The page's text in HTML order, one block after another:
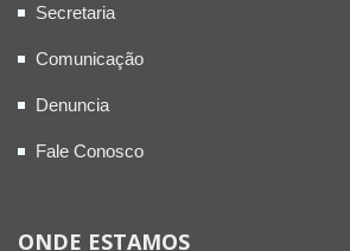
Secretaria
Comunicação
Denuncia
Fale Conosco
ONDE ESTAMOS